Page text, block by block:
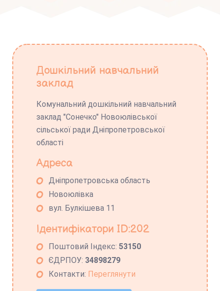
Дошкільний навчальний
заклад
Комунальний дошкільний навчальний
заклад "Сонечко" Новоюлівської
сільської ради Дніпропетровської
області
Адреса
Дніпропетровська область
Новоюлівка
вул. Булкішева 11
Ідентифікатори ID:202
Поштовий Індекс:53150
ЄДРПОУ: 34898279
Контакти: Переглянути